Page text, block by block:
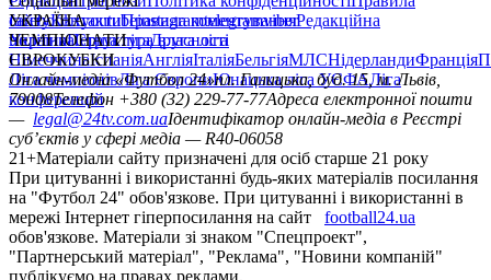
сайтуКонтактиПравила коментуванняРедакційна
політикаСтруктура власності
facebookxyoutubeinstagramtelegramviber
УКРАЇНА
УкраїнаПерша лігаДруга ліга
ЧЕМПІОНАТИ
НімеччинаІспаніяАнгліяІталіяБельгіяМЛСНідерландиФранція
ЄВРОКУБКИ
Ліга чемпіонівЛіга ЄвропиЮнацька ліга УЄФАЛіга
конференцій
Онлайн-медіа «Футбол 24»пл. Галицька, буд. 15, м. Львів,
79008Телефон +380 (32) 229-77-77Адреса електронної пошти
— legal@24tv.com.uaІдентифікатор онлайн-медіа в Реєстрі
суб’єктів у сфері медіа — R40-06058
21+Матеріали сайту призначені для осіб старше 21 року
При цитуванні і використанні будь-яких матеріалів посилання
на "Футбол 24" обов'язкове. При цитуванні і використанні в
мережі Інтернет гіперпосилання на сайт
football24.ua
обов'язкове. Матеріали зі знаком "Спецпроект",
"Партнерський матеріал", "Реклама", "Новини компаній"